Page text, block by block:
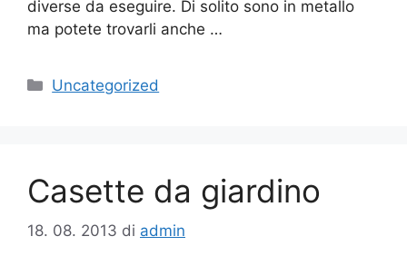
diverse da eseguire. Di solito sono in metallo
ma potete trovarli anche …
Categorie
Uncategorized
Casette da giardino
18. 08. 2013 di admin